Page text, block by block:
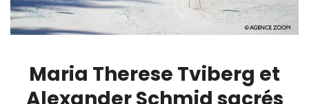
Maria Therese Tviberg et
Alexander Schmid sacrés